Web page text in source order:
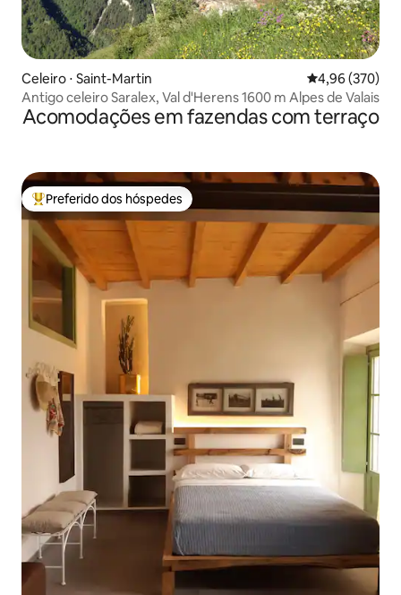
Celeiro ⋅ Saint-Martin 4,96 de uma
4,96 (370)
Antigo celeiro Saralex, Val d'Herens 1600 m Alpes de Valais
Acomodações em fazendas com terraço
Entre os melhores preferidos dos hóspedes
Preferido dos hóspedes